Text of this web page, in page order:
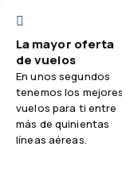
La mayor oferta
de vuelos
En unos segundos
tenemos los mejores
vuelos para ti entre
más de quinientas
líneas aéreas.